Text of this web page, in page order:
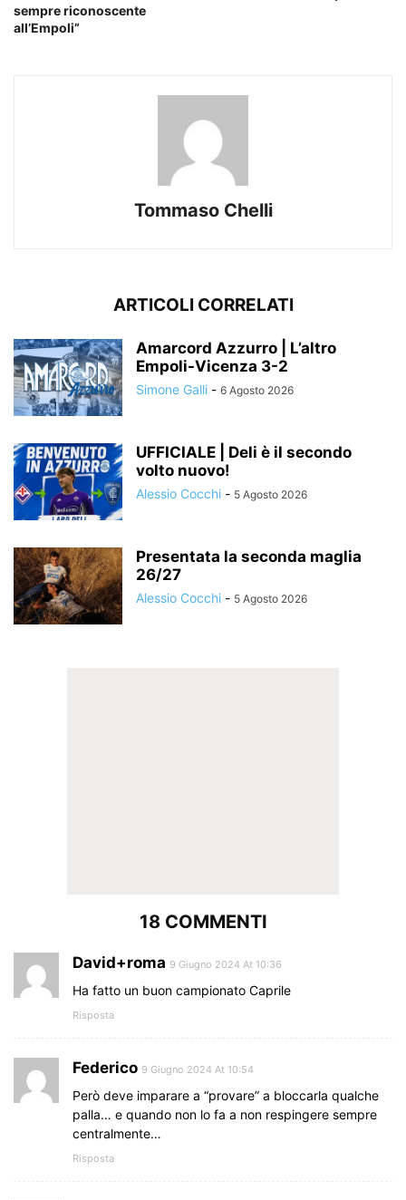
sempre riconoscente
all’Empoli”
Tommaso Chelli
ARTICOLI CORRELATI
Amarcord Azzurro | L’altro
Empoli-Vicenza 3-2
Simone Galli - 6 Agosto 2026
UFFICIALE | Deli è il secondo
volto nuovo!
Alessio Cocchi - 5 Agosto 2026
Presentata la seconda maglia
26/27
Alessio Cocchi - 5 Agosto 2026
18 COMMENTI
David+roma 9 Giugno 2024 At 10:36
Ha fatto un buon campionato Caprile
Risposta
Federico 9 Giugno 2024 At 10:54
Però deve imparare a “provare” a bloccarla qualche
palla… e quando non lo fa a non respingere sempre
centralmente…
Risposta